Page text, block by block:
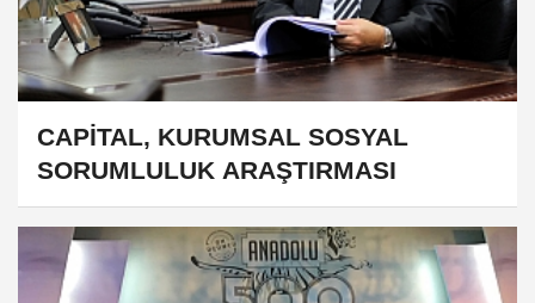
CAPİTAL, KURUMSAL SOSYAL
SORUMLULUK ARAŞTIRMASI